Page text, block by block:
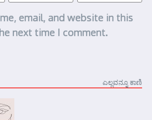
email, and website in this
next time I comment.
ಎಲ್ಲವನ್ನೂ ಕಾಣಿ